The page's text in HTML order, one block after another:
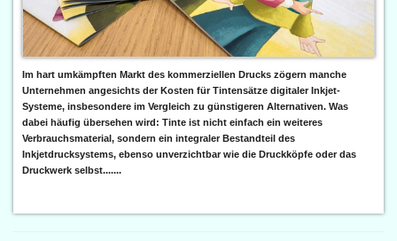
Im hart umkämpften Markt des kommerziellen Drucks zögern manche
Unternehmen angesichts der Kosten für Tintensätze digitaler Inkjet-
Systeme, insbesondere im Vergleich zu günstigeren Alternativen. Was
dabei häufig übersehen wird: Tinte ist nicht einfach ein weiteres
Verbrauchsmaterial, sondern ein integraler Bestandteil des
Inkjetdrucksystems, ebenso unverzichtbar wie die Druckköpfe oder das
Druckwerk selbst.......